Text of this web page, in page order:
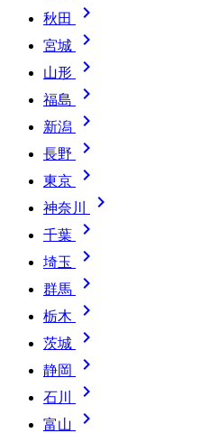
秋田 
宮城 
山形 
福島 
新潟 
長野 
東京 
神奈川 
千葉 
埼玉 
群馬 
栃木 
茨城 
静岡 
石川 
富山 